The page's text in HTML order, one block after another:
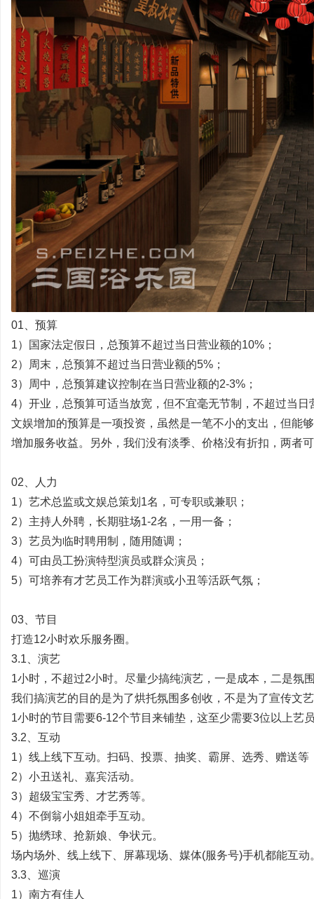
01、预算
1）国家法定假日，总预算不超过当日营业额的10%；
2）周末，总预算不超过当日营业额的5%；
3）周中，总预算建议控制在当日营业额的2-3%；
4）开业，总预算可适当放宽，但不宜毫无节制，不超过当日
文娱增加的预算是一项投资，虽然是一笔不小的支出，但能
增加服务收益。另外，我们没有淡季、价格没有折扣，两者
02、人力
1）艺术总监或文娱总策划1名，可专职或兼职；
2）主持人外聘，长期驻场1-2名，一用一备；
3）艺员为临时聘用制，随用随调；
4）可由员工扮演特型演员或群众演员；
5）可培养有才艺员工作为群演或小丑等活跃气氛；
03、节目
打造12小时欢乐服务圈。
3.1、演艺
1小时，不超过2小时。尽量少搞纯演艺，一是成本，二是氛
我们搞演艺的目的是为了烘托氛围多创收，不是为了宣传文
1小时的节目需要6-12个节目来铺垫，这至少需要3位以上艺
3.2、互动
1）线上线下互动。扫码、投票、抽奖、霸屏、选秀、赠送等
2）小丑送礼、嘉宾活动。
3）超级宝宝秀、才艺秀等。
4）不倒翁小姐姐牵手互动。
5）抛绣球、抢新娘、争状元。
场内场外、线上线下、屏幕现场、媒体(服务号)手机都能互动
3.3、巡演
1）南方有佳人